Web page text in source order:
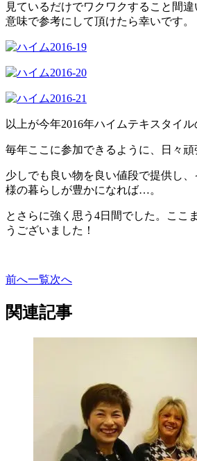
見ているだけでワクワクすること間違
意味で参考にして頂けたら幸いです。
以上が今年2016年ハイムテキスタイル
毎年ここに参加できるように、日々頑
少しでも良い物を良い値段で提供し
様の暮らしが豊かになれば…。
とさらに強く思う4日間でした。ここ
うございました！
前へ一覧次へ
関連記事